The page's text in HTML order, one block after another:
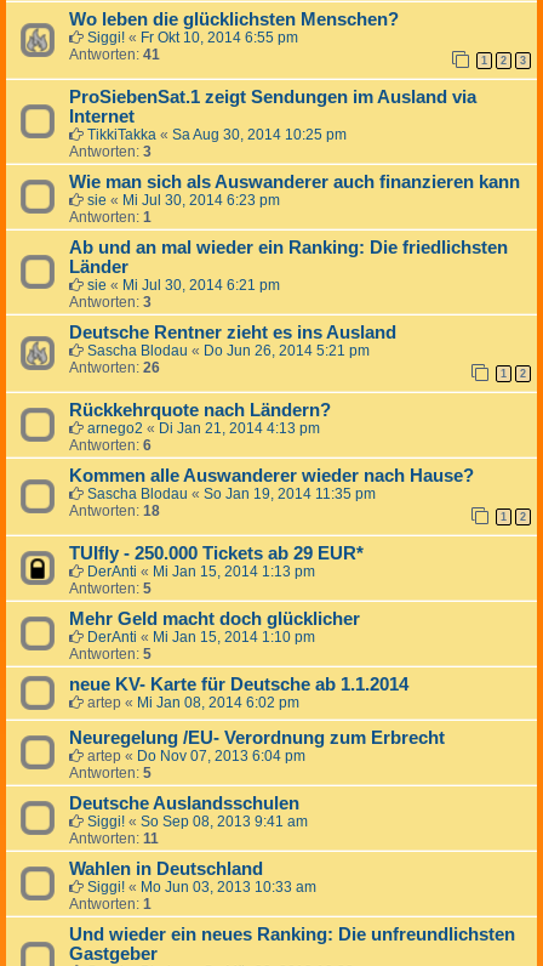
Wo leben die glücklichsten Menschen?
Siggi! « Fr Okt 10, 2014 6:55 pm
Antworten: 41 1 2 3
ProSiebenSat.1 zeigt Sendungen im Ausland via
Internet
TikkiTakka « Sa Aug 30, 2014 10:25 pm
Antworten: 3
Wie man sich als Auswanderer auch finanzieren kann
sie « Mi Jul 30, 2014 6:23 pm
Antworten: 1
Ab und an mal wieder ein Ranking: Die friedlichsten
Länder
sie « Mi Jul 30, 2014 6:21 pm
Antworten: 3
Deutsche Rentner zieht es ins Ausland
Sascha Blodau « Do Jun 26, 2014 5:21 pm
Antworten: 26 1 2
Rückkehrquote nach Ländern?
arnego2 « Di Jan 21, 2014 4:13 pm
Antworten: 6
Kommen alle Auswanderer wieder nach Hause?
Sascha Blodau « So Jan 19, 2014 11:35 pm
Antworten: 18 1 2
TUIfly - 250.000 Tickets ab 29 EUR*
DerAnti « Mi Jan 15, 2014 1:13 pm
Antworten: 5
Mehr Geld macht doch glücklicher
DerAnti « Mi Jan 15, 2014 1:10 pm
Antworten: 5
neue KV- Karte für Deutsche ab 1.1.2014
artep « Mi Jan 08, 2014 6:02 pm
Neuregelung /EU- Verordnung zum Erbrecht
artep « Do Nov 07, 2013 6:04 pm
Antworten: 5
Deutsche Auslandsschulen
Siggi! « So Sep 08, 2013 9:41 am
Antworten: 11
Wahlen in Deutschland
Siggi! « Mo Jun 03, 2013 10:33 am
Antworten: 1
Und wieder ein neues Ranking: Die unfreundlichsten
Gastgeber